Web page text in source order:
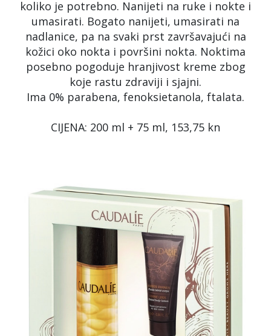
koliko je potrebno. Nanijeti na ruke i nokte i
umasirati. Bogato nanijeti, umasirati na
nadlanice, pa na svaki prst završavajući na
kožici oko nokta i površini nokta. Noktima
posebno pogoduje hranjivost kreme zbog
koje rastu zdraviji i sjajni.
Ima 0% parabena, fenoksietanola, ftalata.
CIJENA: 200 ml + 75 ml, 153,75 kn